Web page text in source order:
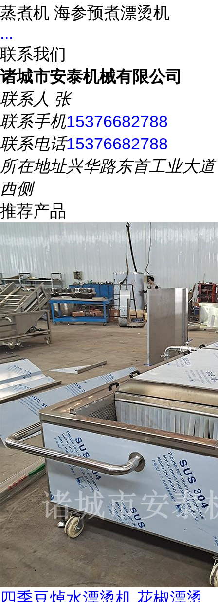
蒸煮机 海参预煮漂烫机
...
联系我们
诸城市安泰机械有限公司
联系人 张
联系手机15376682788
联系电话15376682788
所在地址兴华路东首工业大道
西侧
推荐产品
四季豆焯水漂烫机 花椒漂烫